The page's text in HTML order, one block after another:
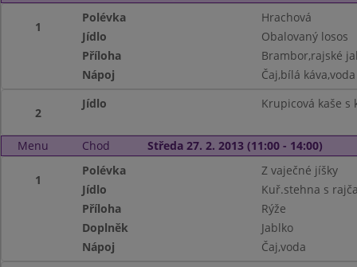
1
Polévka
Hrachová
Jídlo
Obalovaný losos
Příloha
Brambor,rajské
Nápoj
Čaj,bílá káva,voda
2
Jídlo Krupicová kaše s
Menu Chod Středa 27. 2. 2013 (11:00 - 14:00)
1
Polévka
Z vaječné jíšky
Jídlo
Kuř.stehna s
Příloha
Rýže
Doplněk
Jablko
Nápoj
Čaj,voda